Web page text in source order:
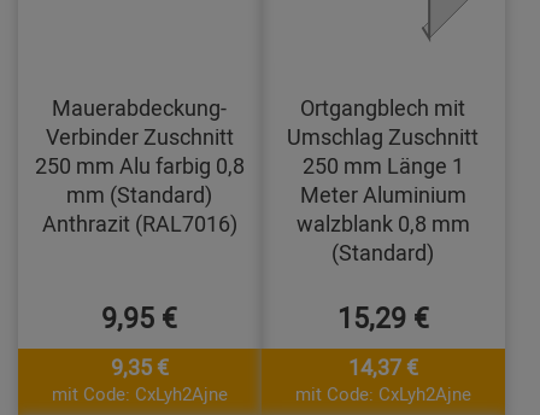
Mauerabdeckung-
Verbinder Zuschnitt
250 mm Alu farbig 0,8
mm (Standard)
Anthrazit (RAL7016)
9,95 €
9,35 €
mit Code: CxLyh2Ajne
Ortgangblech mit
Umschlag Zuschnitt
250 mm Länge 1
Meter Aluminium
walzblank 0,8 mm
(Standard)
15,29 €
14,37 €
mit Code: CxLyh2Ajne